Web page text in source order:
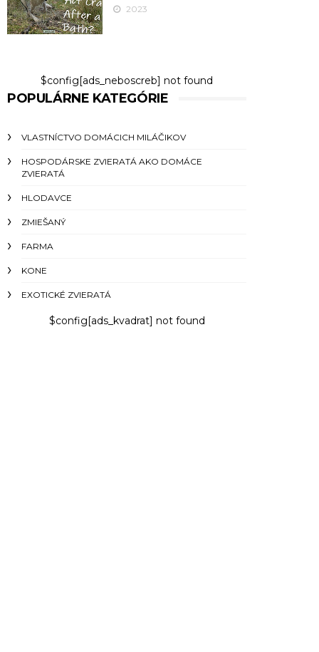
2023
$config[ads_neboscreb] not found
POPULÁRNE KATEGÓRIE
VLASTNÍCTVO DOMÁCICH MILÁČIKOV
HOSPODÁRSKE ZVIERATÁ AKO DOMÁCE
ZVIERATÁ
HLODAVCE
ZMIEŠANÝ
FARMA
KONE
EXOTICKÉ ZVIERATÁ
$config[ads_kvadrat] not found